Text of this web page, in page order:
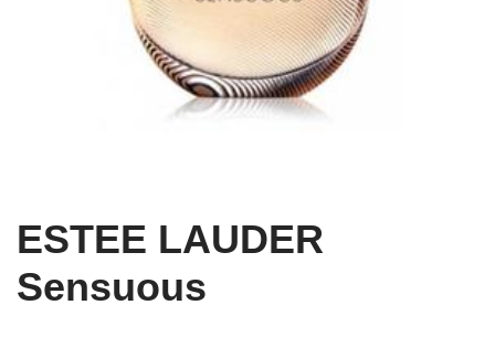
ESTEE LAUDER
Sensuous